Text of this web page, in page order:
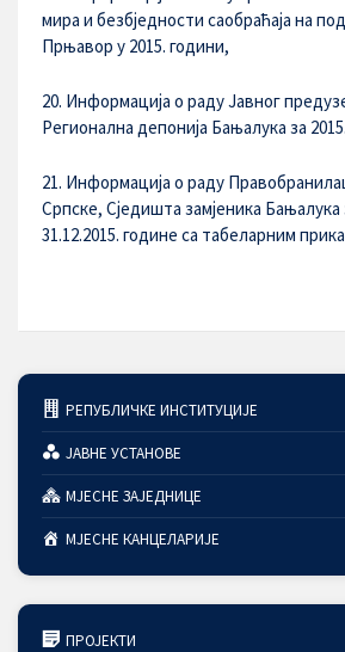
мира и безбједности саобраћаја на
Прњавор у 2015. години,
20. Информација о раду Јавног
Регионална депонија Бањалука за
21. Информација о раду
Српске, Сједишта замјеника Бањалука
31.12.2015. године са табеларним
РЕПУБЛИЧКЕ ИНСТИТУЦИЈЕ
ЈАВНЕ УСТАНОВЕ
МЈЕСНЕ ЗАЈЕДНИЦЕ
МЈЕСНЕ КАНЦЕЛАРИЈЕ
ПРОЈЕКТИ